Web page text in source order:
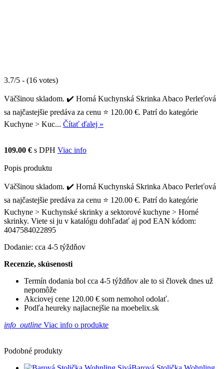
3.7/5 - (16 votes)
Väčšinou skladom. ✔️ Horná Kuchynská Skrinka Abaco Perleťová
sa najčastejšie predáva za cenu ⭐ 120.00 €. Patrí do kategórie
Kuchyne > Kuc... Čítať ďalej »
109.00 € s DPH Viac info
Popis produktu
Väčšinou skladom. ✔️ Horná Kuchynská Skrinka Abaco Perleťová
sa najčastejšie predáva za cenu ⭐ 120.00 €. Patrí do kategórie
Kuchyne > Kuchynské skrinky a sektorové kuchyne > Horné
skrinky. Viete si ju v katalógu dohľadať aj pod EAN kódom:
4047584022895
Dodanie: cca 4-5 týždňov
Recenzie, skúsenosti
Termín dodania bol cca 4-5 týždňov ale to si človek dnes už
nepomôže
Akciovej cene 120.00 € som nemohol odolať.
Podľa heureky najlacnejšie na moebelix.sk
info_outline Viac info o produkte
Podobné produkty